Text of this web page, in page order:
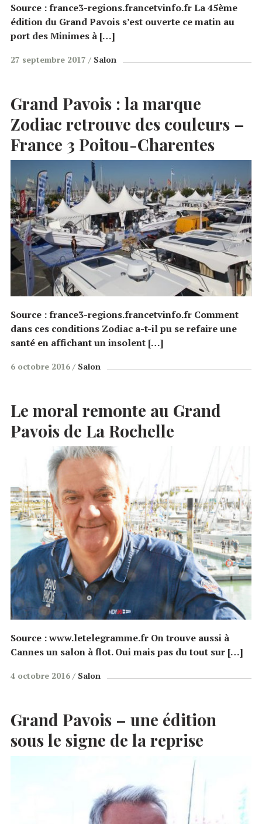
Source : france3-regions.francetvinfo.fr La 45ème
édition du Grand Pavois s’est ouverte ce matin au
port des Minimes à […]
27 septembre 2017 Salon
Grand Pavois : la marque
Zodiac retrouve des couleurs –
France 3 Poitou-Charentes
Source : france3-regions.francetvinfo.fr Comment
dans ces conditions Zodiac a-t-il pu se refaire une
santé en affichant un insolent […]
6 octobre 2016 Salon
Le moral remonte au Grand
Pavois de La Rochelle
Source : www.letelegramme.fr On trouve aussi à
Cannes un salon à flot. Oui mais pas du tout sur […]
4 octobre 2016 Salon
Grand Pavois – une édition
sous le signe de la reprise